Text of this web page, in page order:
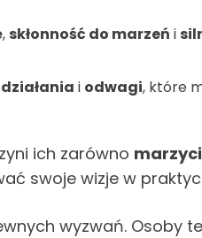
, skłonność do marzeń i
i odwagi, które
ich zarówno
swoje wizje w
wyzwań. Osoby